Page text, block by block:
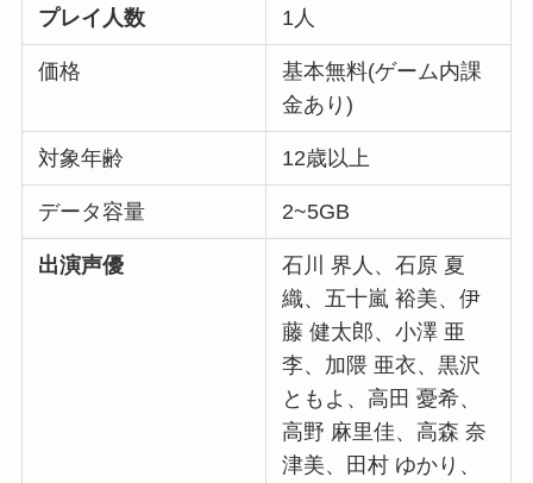
プレイ人数 1人
価格
基本無料(ゲーム内課
金あり)
対象年齢 12歳以上
データ容量 2~5GB
出演声優
石川 界人、石原 夏
織、五十嵐 裕美、伊
藤 健太郎、小澤 亜
李、加隈 亜衣、黒沢
ともよ、高田 憂希、
高野 麻里佳、高森 奈
津美、田村 ゆかり、